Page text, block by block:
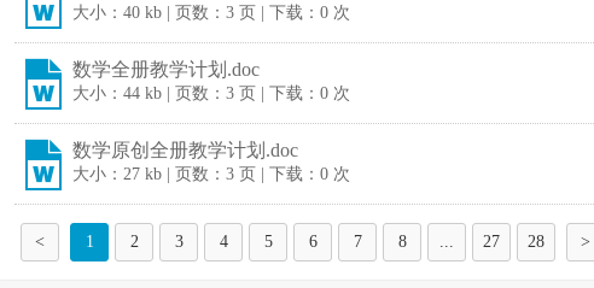
大小：40 kb | 页数：3 页 | 下载：0 次
数学全册教学计划.doc
大小：44 kb | 页数：3 页 | 下载：0 次
数学原创全册教学计划.doc
大小：27 kb | 页数：3 页 | 下载：0 次
< 1 2 3 4 5 6 7 8 ... 27 28 >